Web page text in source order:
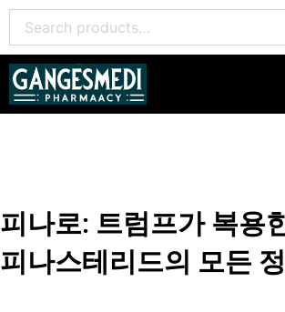
콘
츠
너
for:
피나로: 트럼프가 복용
피나스테리드의 모든